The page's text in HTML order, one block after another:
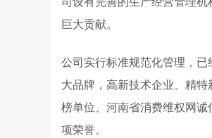
巨大贡献。
公司实行标准规范化管理，
大品牌，高新技术企业、精
榜单位、河南省消费维权网
项荣誉。